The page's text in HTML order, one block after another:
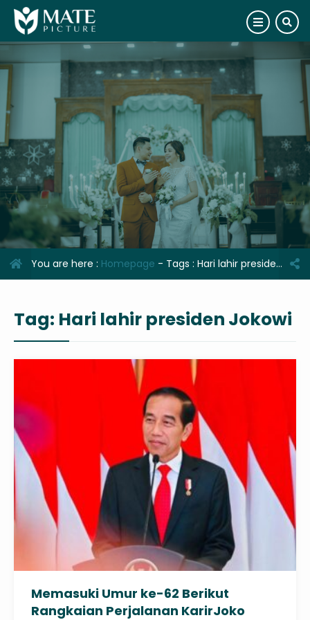
You are here : Homepage - Tags : Hari lahir presiden Jokowi
Tag: Hari lahir presiden Jokowi
Memasuki Umur ke-62 Berikut
Rangkaian Perjalanan KarirJoko